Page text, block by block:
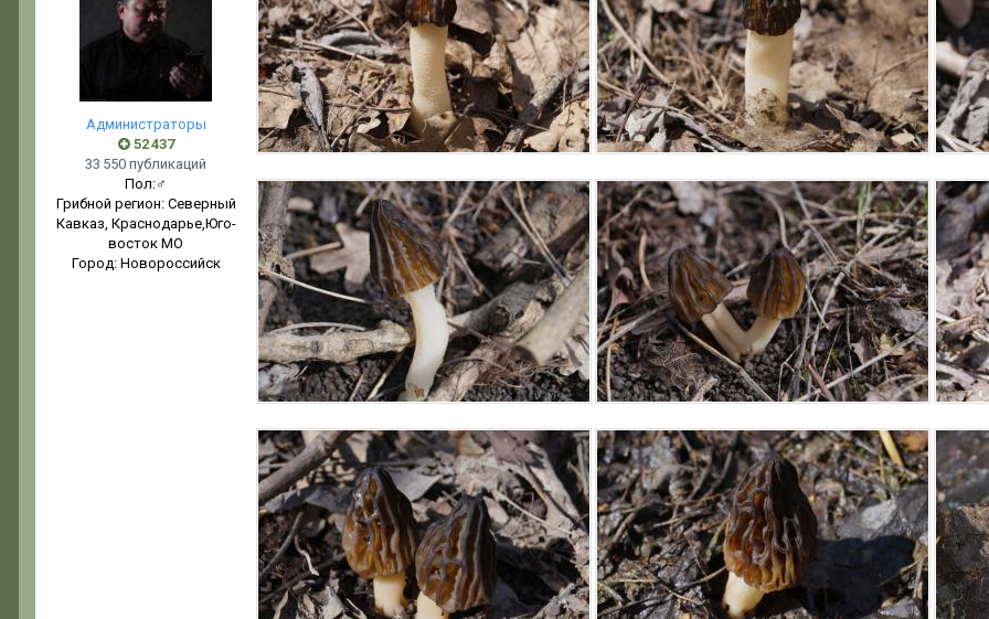
Администраторы
52 437
33 550 публикаций
Пол:♂
Грибной регион: Северный
Кавказ, Краснодарье,Юго-
восток МО
Город: Новороссийск